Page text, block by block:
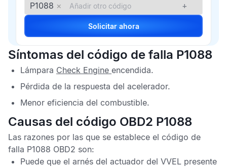
P1088 × +
Solicitar ahora
Síntomas del código de falla P1088
Lámpara Check Engine encendida.
Pérdida de la respuesta del acelerador.
Menor eficiencia del combustible.
Causas del código OBD2 P1088
Las razones por las que se establece el código de
falla P1088 OBD2 son:
Puede que el arnés del actuador del VVEL presente